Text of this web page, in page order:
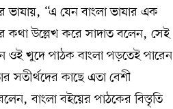
ভাষায়, “এ যেন বাংলা ভাষার এক
কথা উল্লেখ করে সাদাত বলেন, সেই
ওই খুদে পাঠক বাংলা পড়তেই পারেন
কাছে এতা বেশী
বাংলা বইয়ের পাঠকের বিস্তৃতি